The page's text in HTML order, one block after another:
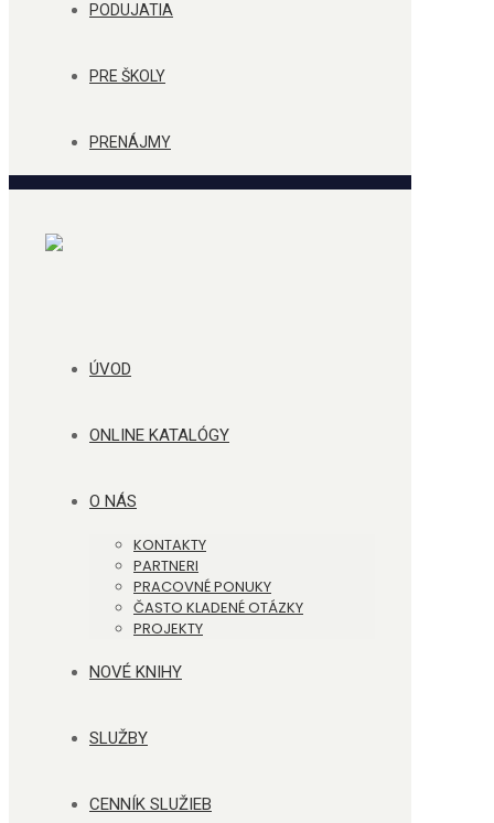
PODUJATIA
PRE ŠKOLY
PRENÁJMY
ÚVOD
ONLINE KATALÓGY
O NÁS
KONTAKTY
PARTNERI
PRACOVNÉ PONUKY
ČASTO KLADENÉ OTÁZKY
PROJEKTY
NOVÉ KNIHY
SLUŽBY
CENNÍK SLUŽIEB